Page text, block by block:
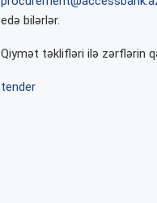
edə bilərlər.
Qiymət təklifləri ilə zərflərin
tender